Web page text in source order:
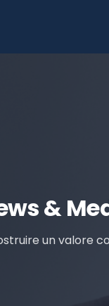
&
un valore